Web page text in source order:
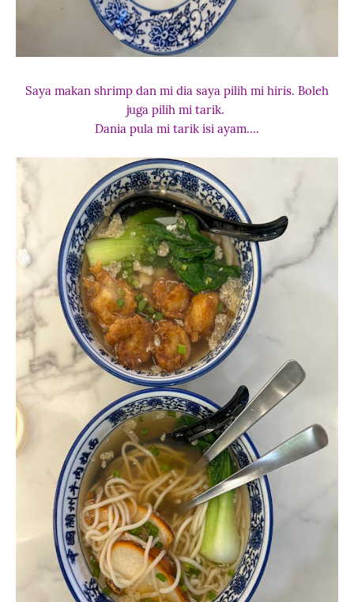
Saya makan shrimp dan mi dia saya pilih mi hiris. Boleh
juga pilih mi tarik.
Dania pula mi tarik isi ayam....